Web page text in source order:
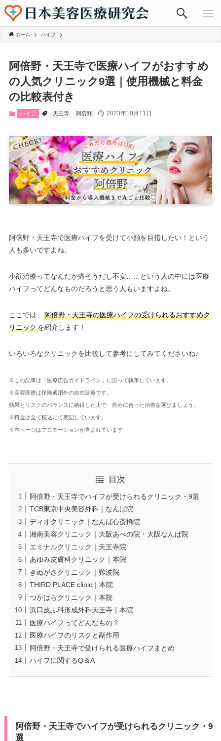
ホーム ハイフ
阿倍野・天王寺で医療ハイフがおすすめ
の人気クリニック9選｜使用機械と料金
の比較表付き
ハイフ 天王寺 阿倍野 2023年10月11日
阿倍野・天王寺で医療ハイフを受けて小顔を目指したい！という
人も多いですよね。
小顔治療ってなんだか痛そうだし不安……という人の中には医療
ハイフってどんなものだろうと思う人もいますよね。
ここでは、
阿倍野・天王寺の医療ハイフの受けられるおすすめク
リニックを紹介します！
いろいろなクリニックを比較して参考にしてみてくださいね♪
※この記事は「医療広告ガイドライン」に沿って執筆しています。
※美容医療は保険適用外の自由診療です。
効果とリスクのバランスに納得した上で、自分に合った治療を選びましょう。
※料金は全て税込にて表記しています。
※本ページはプロモーションが含まれています
目次
阿倍野・天王寺でハイフが受けられるクリニック・9選
TCB東京中央美容外科｜なんば院
ディオクリニック｜なんば心斎橋院
湘南美容クリニック｜大阪あべの院・大阪なんば院
エミナルクリニック｜天王寺院
あゆみ皮膚科クリニック｜本院
きぬがさクリニック｜難波院
THIRD PLACE clinic｜本院
つかはらクリニック｜本院
浜口皮ふ科形成外科天王寺｜本院
医療ハイフってどんなもの？
医療ハイフのリスクと副作用
阿倍野・天王寺で受けられる医療ハイフまとめ
ハイフに関するQ＆A
阿倍野・天王寺でハイフが受けられるクリニック・9
選